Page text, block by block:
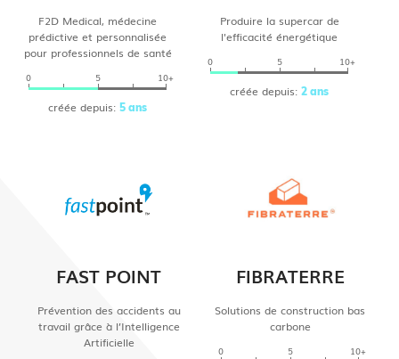
F2D Medical, médecine
prédictive et personnalisée
pour professionnels de santé
0 5 10+
créée depuis:5 ans
Produire la supercar de
l'efficacité énergétique
0 5 10+
créée depuis:2 ans
FAST POINT
Prévention des accidents au
travail grâce à l’Intelligence
Artificielle
FIBRATERRE
Solutions de construction bas
carbone
0 5 10+